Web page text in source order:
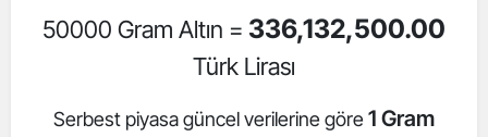
50000 Gram Altın = 336,132,500.00
Türk Lirası
Serbest piyasa güncel verilerine göre 1 Gram